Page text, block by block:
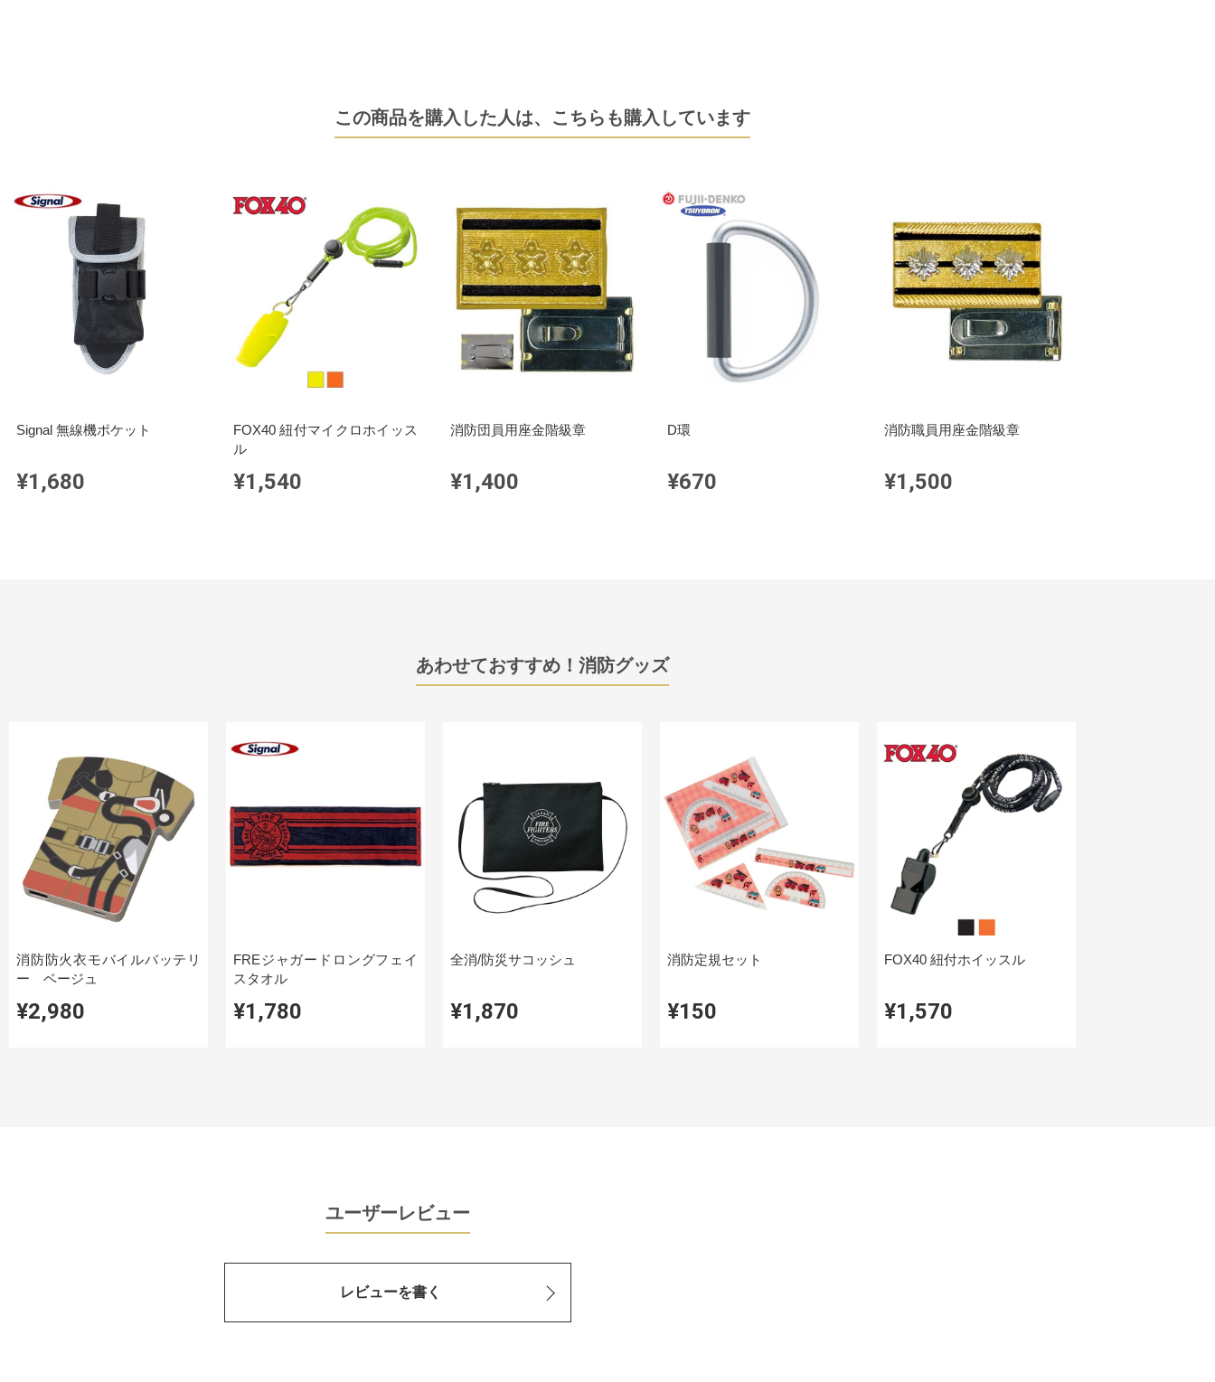
この商品を購入した人は、 こちらも購入しています
Signal 無線機ポケット
¥1,680
FOX40 紐付マイクロホイッス
ル
¥1,540
消防団員用座金階級章
¥1,400
D環
¥670
消防職員用座金階級章
¥1,500
あわせておすすめ！消防グッズ
消防防火衣モバイルバッテリ
ー ベージュ
¥2,980
FREジャガードロングフェイ
スタオル
¥1,780
全消/防災サコッシュ
¥1,870
消防定規セット
¥150
FOX40 紐付ホイッスル
¥1,570
ユーザーレビュー
レビューを書く